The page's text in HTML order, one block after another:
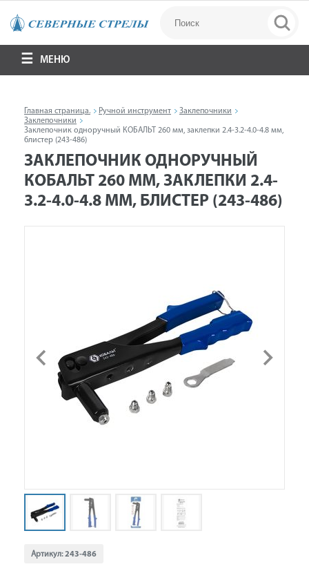
МЕНЮ
Главная страница. Ручной инструмент
Заклепочники
Заклепочники
Заклепочник одноручный КОБАЛЬТ 260 мм, заклепки 2.4-3.2-4.0-4.8 мм,
блистер (243-486)
ЗАКЛЕПОЧНИК ОДНОРУЧНЫЙ
КОБАЛЬТ 260 ММ, ЗАКЛЕПКИ 2.4-
3.2-4.0-4.8 ММ, БЛИСТЕР (243-486)
Артикул:243-486